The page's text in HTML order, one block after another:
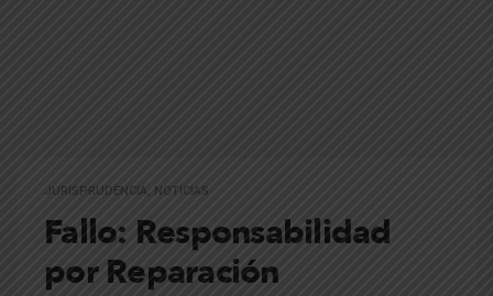
JURISPRUDENCIA, NOTICIAS
Fallo: Responsabilidad
por Reparación